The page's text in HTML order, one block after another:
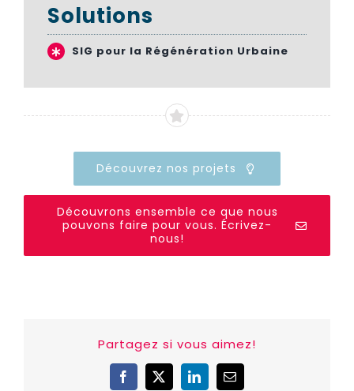
Solutions
SIG pour la Régénération Urbaine
Découvrez nos projets
Découvrons ensemble ce que nous
pouvons faire pour vous. Écrivez-
nous!
Partagez si vous aimez!
Facebook
X LinkedInEmail